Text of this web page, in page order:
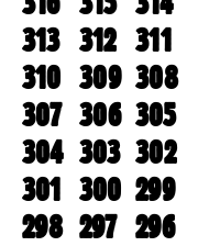
313 312 311
310 309 308
307 306 305
304 303 302
301 300 299
298 297 296